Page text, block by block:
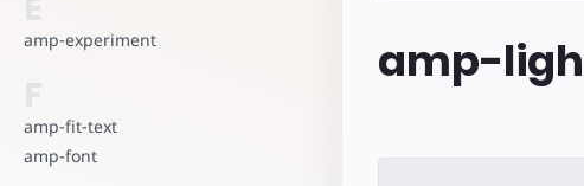
可以立即使用
amp-experiment
amp-fit-text
amp-font
amp-